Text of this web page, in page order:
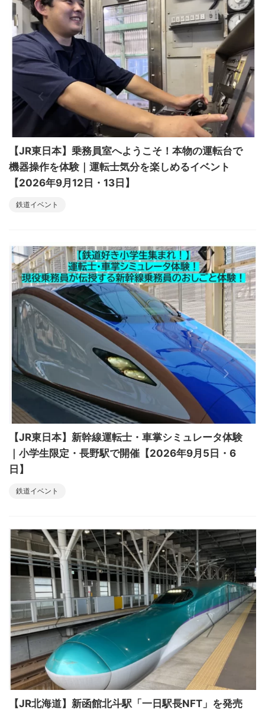
【JR東日本】乗務員室へようこそ！本物の運転台で
機器操作を体験｜運転士気分を楽しめるイベント
【2026年9月12日・13日】
鉄道イベント
【JR東日本】新幹線運転士・車掌シミュレータ体験
｜小学生限定・長野駅で開催【2026年9月5日・6
日】
鉄道イベント
【JR北海道】新函館北斗駅「一日駅長NFT」を発売